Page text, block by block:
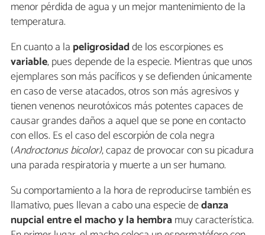
menor pérdida de agua y un mejor mantenimiento de la
temperatura.
En cuanto a la peligrosidadde los escorpiones es
variable, pues depende de la especie. Mientras que unos
ejemplares son más pacíficos y se defienden únicamente
en caso de verse atacados, otros son más agresivos y
tienen venenos neurotóxicos más potentes capaces de
causar grandes daños a aquel que se pone en contacto
con ellos. Es el caso del escorpión de cola negra
(Androctonus bicolor), capaz de provocar con su picadura
una parada respiratoria y muerte a un ser humano.
Su comportamiento a la hora de reproducirse también es
llamativo, pues llevan a cabo una especie dedanza
nupcialentre el macho y la hembramuy característica.